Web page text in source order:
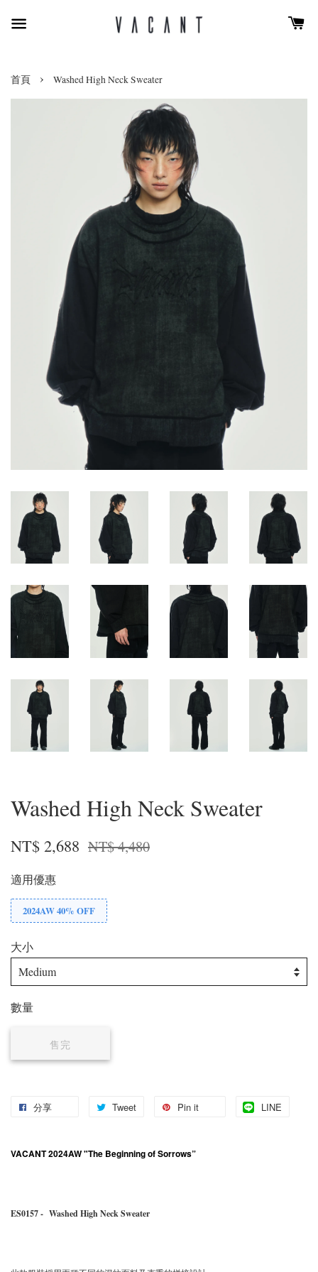
首頁 › Washed High Neck Sweater
Washed High Neck Sweater
NT$ 2,688 NT$ 4,480
適用優惠
2024AW 40% OFF
大小
數量
售完
分享 Tweet Pin it LINE
VACANT 2024AW "The Beginning of Sorrows”
ES0157 - Washed High Neck Sweater